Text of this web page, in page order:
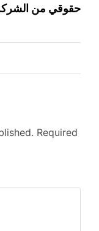
حقوقي من
Required